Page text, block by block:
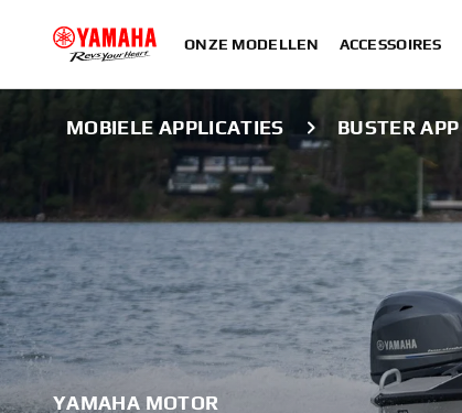
ONZE MODELLEN ACCESSOIRES
MOBIELE APPLICATIES BUSTER APP
YAMAHA MOTOR